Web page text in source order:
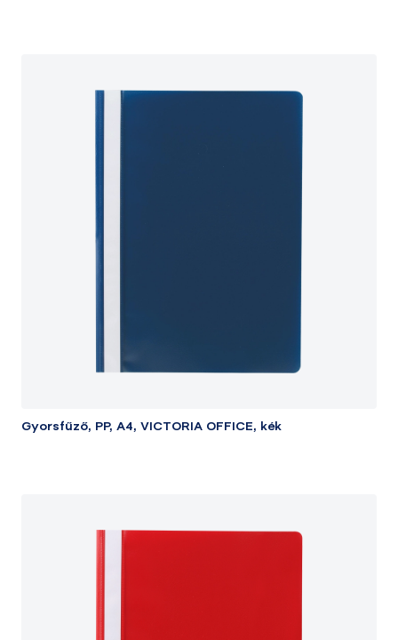
Gyorsfűző, PP, A4, VICTORIA OFFICE, kék